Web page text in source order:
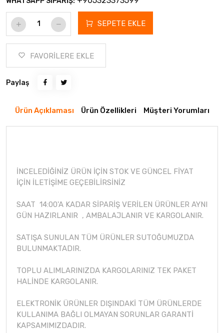
SEPETE EKLE
FAVORİLERE EKLE
Paylaş
Ürün Açıklaması Ürün Özellikleri Müşteri Yorumları
İNCELEDİĞİNİZ ÜRÜN İÇİN STOK VE GÜNCEL FİYAT
İÇİN İLETİŞİME GEÇEBİLİRSİNİZ
SAAT 14:00'A KADAR SİPARİŞ VERİLEN ÜRÜNLER AYNI
GÜN HAZIRLANIR , AMBALAJLANIR VE KARGOLANIR.
SATIŞA SUNULAN TÜM ÜRÜNLER SUTOĞUMUZDA
BULUNMAKTADIR.
TOPLU ALIMLARINIZDA KARGOLARINIZ TEK PAKET
HALİNDE KARGOLANIR.
ELEKTRONİK ÜRÜNLER DIŞINDAKİ TÜM ÜRÜNLERDE
KULLANIMA BAĞLI OLMAYAN SORUNLAR GARANTİ
KAPSAMIMIZDADIR.